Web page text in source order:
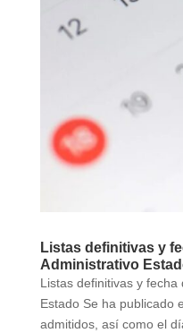
Listas definitivas y
Administrativo
Listas definitivas y
Estado Se ha publicado
admitidos, así como el